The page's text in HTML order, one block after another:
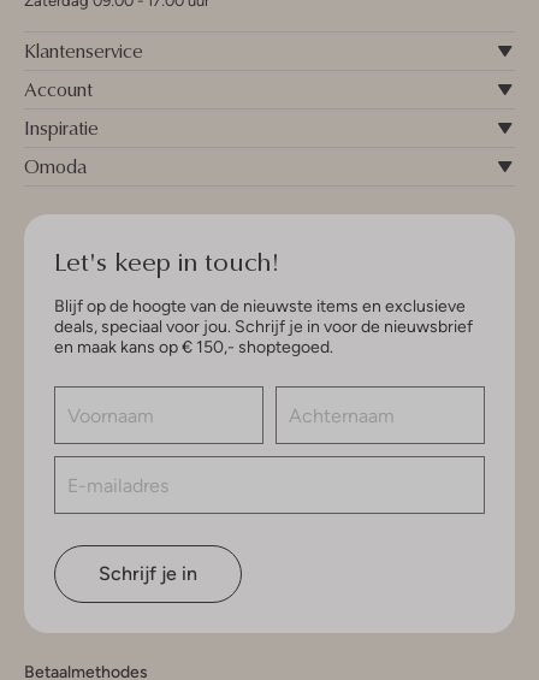
Klantenservice
Account
Inspiratie
Omoda
Let's keep in touch!
Blijf op de hoogte van de nieuwste items en exclusieve
deals, speciaal voor jou. Schrijf je in voor de nieuwsbrief
en maak kans op € 150,- shoptegoed.
Schrijf je in
Betaalmethodes